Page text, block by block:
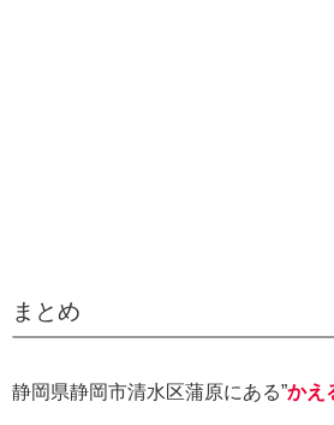
まとめ
静岡県静岡市清水区蒲原にある”かえ